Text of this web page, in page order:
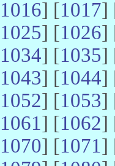
1016] [1017]
1025] [1026]
1034] [1035]
1043] [1044]
1052] [1053]
1061] [1062]
1070] [1071]